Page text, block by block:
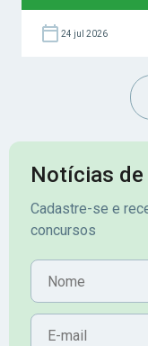
24 jul 2026
Notícias
Cadastre-se e
concursos
Nome
E-mail